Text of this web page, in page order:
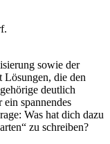
sowie der
Lösungen, die den
deutlich
spannendes
Was hat dich dazu
zu schreiben?